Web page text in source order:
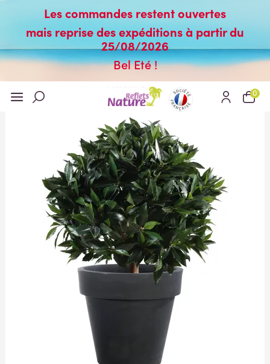
Les commandes restent ouvertes
mais reprise des expéditions à partir du
25/08/2026
Bel Eté !
0